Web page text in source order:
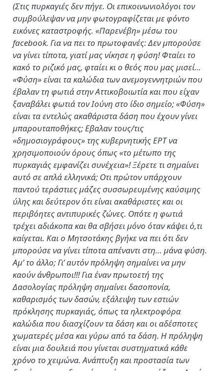
(Στις πυρκαγιές δεν πήγε. Οι επικοινωνιολόγοι τον
συμβούλεψαν να μην φωτογραφίζεται με φόντο
εικόνες καταστροφής. «Παρενέβη» μέσω του
facebook. Για να πει το πρωτοφανές: Δεν μπορούσε
να γίνει τίποτα, γιατί μας νίκησε η φύση! Φταίει το
κακό το ριζικό μας, φταίει κι ο θεός που μας μισεί…
«Φύση» είναι τα καλώδια των ανεμογεννητριών που
έβαλαν τη φωτιά στην Αττικοβοιωτία και που είχαν
ξαναβάλει φωτιά τον Ιούνη στο ίδιο σημείο; «Φύση»
είναι τα εντελώς ακαθάριστα δάση που έχουν γίνει
μπαρουταποθήκες; Εβαλαν τους/τις
«δημοσιογράφους» της κυβερνητικής ΕΡΤ να
χρησιμοποιούν όρους όπως «το μέτωπο της
πυρκαγιάς εμφανίζει συνέχεια»! Ξέρετε τι σημαίνει
αυτό σε απλά ελληνικά; Οτι πρώτον υπάρχουν
παντού τεράστιες μάζες συσσωρευμένης καύσιμης
ύλης και δεύτερον ότι είναι ακαθάριστες και οι
περιβόητες αντιπυρικές ζώνες. Οπότε η φωτιά
τρέχει αδιάκοπα και θα σβήσει μόνο όταν κάψει ό,τι
καίγεται. Και ο Μητσοτάκης βγήκε να πει ότι δεν
μπορούσε να γίνει τίποτα απέναντι στη… μάνα φύση.
Αμ’ το άλλο; Γι’ αυτόν πρόληψη σημαίνει να μην
καούν άνθρωποι!!! Για έναν πρωτοετή της
Δασολογίας πρόληψη σημαίνει δασοπονία,
καθαρισμός των δασών, εξάλειψη των εστιών
πρόκλησης πυρκαγιάς, όπως τα ηλεκτροφόρα
καλώδια που διασχίζουν τα δάση και οι αδέσποτες
χωματερές μέσα και γύρω από τα δάση. Η πρόληψη
είναι μια δουλειά που γίνεται συστηματικά κάθε
χρόνο το χειμώνα. Ανάπτυξη και προστασία των